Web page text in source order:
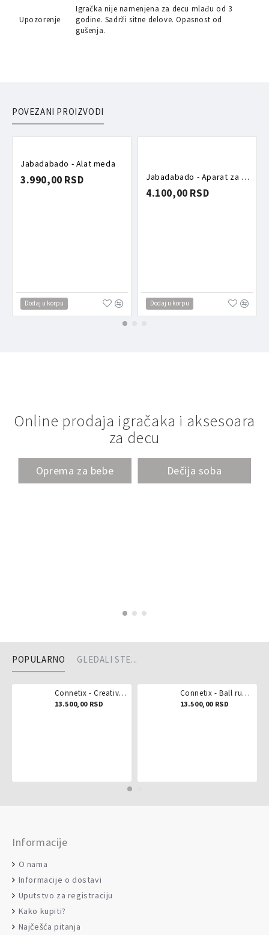
Upozorenje
Igračka nije namenjena za decu mlađu od 3
godine. Sadrži sitne delove. Opasnost od
gušenja.
POVEZANI PROIZVODI
Jabadabado - Alat meda
3.990,00 RSD
Dodaj u korpu
Jabadabado - Aparat za kafu
4.100,00 RSD
Dodaj u korpu
Online prodaja igračaka i aksesoara
za decu
Oprema za bebe Dečija soba
POPULARNO GLEDALI STE...
Connetix - Creative pack 102 dela
13.500,00 RSD
Connetix - Ball run pastel 106 delova
13.500,00 RSD
Informacije
O nama
Informacije o dostavi
Uputstvo za registraciju
Kako kupiti?
Najčešća pitanja